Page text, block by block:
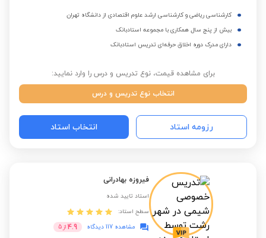
کارشناسی ریاضی و کارشناسی ارشد علوم اقتصادی از دانشگاه تهران
بیش از پنج سال همکاری با مجموعه استادبانک
دارای مدرک دوره اخلاق حرفه‌ای تدریس استادبانک
برای مشاهده قیمت، نوع تدریس و درس را وارد نمایید:
انتخاب نوع تدریس و درس
رزومه استاد انتخاب استاد
فیروزه بهادرانی
استاد تایید شده
سطح استاد:
مشاهده 117 دیدگاه
4.9 از 5